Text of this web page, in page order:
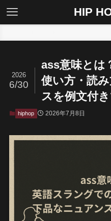
HIP
ass意味とは
使い方・読
スを例文付
2026
6/30
hiphop 2026年7月8日